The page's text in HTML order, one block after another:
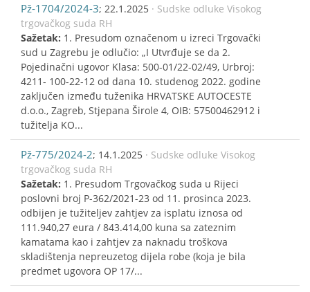
Pž-1704/2024-3; 22.1.2025 · Sudske odluke Visokog
trgovačkog suda RH
Sažetak: 1. Presudom označenom u izreci Trgovački
sud u Zagrebu je odlučio: „I Utvrđuje se da 2.
Pojedinačni ugovor Klasa: 500-01/22-02/49, Urbroj:
4211- 100-22-12 od dana 10. studenog 2022. godine
zaključen između tuženika HRVATSKE AUTOCESTE
d.o.o., Zagreb, Stjepana Širole 4, OIB: 57500462912 i
tužitelja KO...
Pž-775/2024-2; 14.1.2025 · Sudske odluke Visokog
trgovačkog suda RH
Sažetak: 1. Presudom Trgovačkog suda u Rijeci
poslovni broj P-362/2021-23 od 11. prosinca 2023.
odbijen je tužiteljev zahtjev za isplatu iznosa od
111.940,27 eura / 843.414,00 kuna sa zateznim
kamatama kao i zahtjev za naknadu troškova
skladištenja nepreuzetog dijela robe (koja je bila
predmet ugovora OP 17/...